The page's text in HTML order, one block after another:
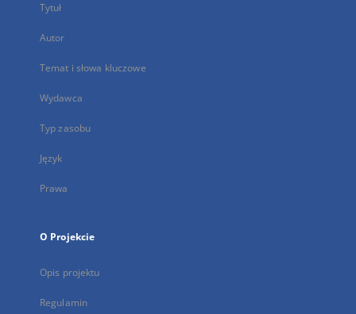
Tytuł
Autor
Temat i słowa kluczowe
Wydawca
Typ zasobu
Język
Prawa
O Projekcie
Opis projektu
Regulamin